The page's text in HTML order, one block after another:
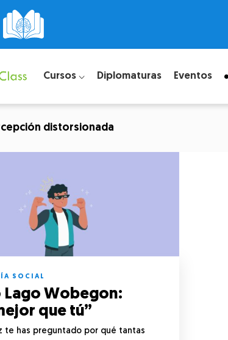
Cursos ⌵ Diplomaturas Eventos
distorsionada
SOCIAL
Lago Wobegon:
que tú”
te has preguntado por qué tantas